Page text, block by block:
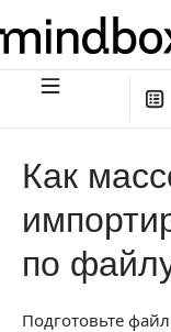
Шаг 2.
Шаг 3.
Шаг 4.
Как
по
Подготовьте